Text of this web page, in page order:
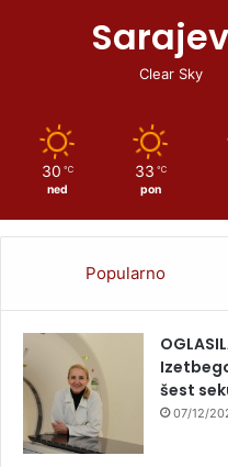
Clear Sky
30 ℃
ned
33 ℃
pon
Popularno
šest
07/12/